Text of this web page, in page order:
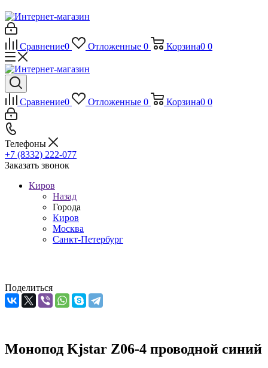
Сравнение0 Отложенные 0 Корзина0 0
Сравнение0 Отложенные 0 Корзина0 0
Телефоны
+7 (8332) 222-077
Заказать звонок
Киров
Назад
Города
Киров
Москва
Санкт-Петербург
Поделиться
Монопод Kjstar Z06-4 проводной синий